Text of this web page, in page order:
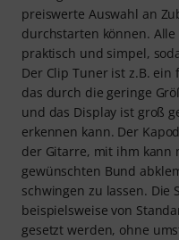
preiswerte Auswahl an
durchstarten können.
praktisch und simpel,
Der Clip Tuner ist z.B.
das durch die geringe
und das Display ist groß
erkennen kann. Der
der Gitarre, mit ihm kann
gewünschten Bund
schwingen zu lassen. Die
beispielsweise von
gesetzt werden, ohne